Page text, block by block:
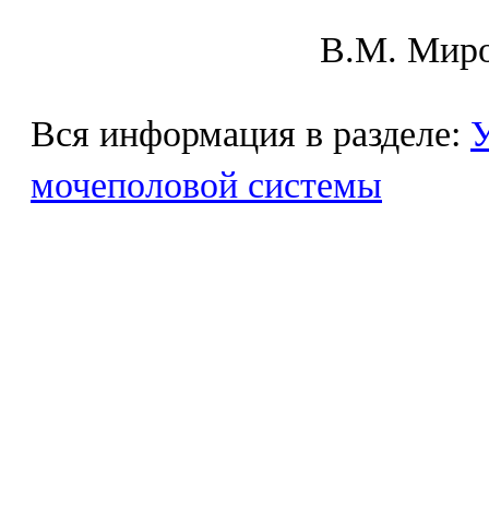
В.М.
Вся информация в разделе:
мочеполовой системы